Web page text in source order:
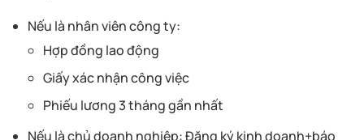
Nếu là nhân viên công ty:
Hợp đồng lao động
Giấy xác nhận công việc
Phiếu lương 3 tháng gần nhất
Nếu là chủ doanh nghiệp: Đăng ký kinh doanh+báo